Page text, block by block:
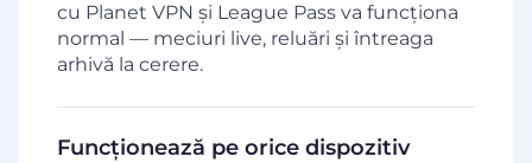
cu Planet VPN și League Pass va funcționa
normal — meciuri live, reluări și întreaga
arhivă la cerere.
Funcționează pe orice dispozitiv